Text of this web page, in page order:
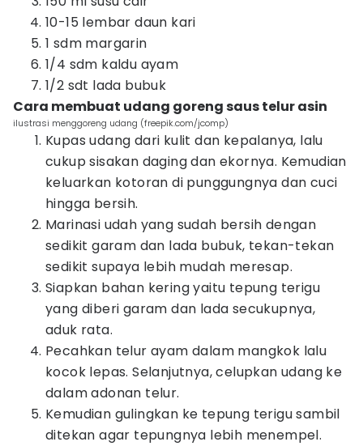
10-15 lembar daun kari
1 sdm margarin
1/4 sdm kaldu ayam
1/2 sdt lada bubuk
Cara membuat udang goreng saus telur asin
ilustrasi menggoreng udang (freepik.com/jcomp)
Kupas udang dari kulit dan kepalanya, lalu
cukup sisakan daging dan ekornya. Kemudian
keluarkan kotoran di punggungnya dan cuci
hingga bersih.
Marinasi udah yang sudah bersih dengan
sedikit garam dan lada bubuk, tekan-tekan
sedikit supaya lebih mudah meresap.
Siapkan bahan kering yaitu tepung terigu
yang diberi garam dan lada secukupnya,
aduk rata.
Pecahkan telur ayam dalam mangkok lalu
kocok lepas. Selanjutnya, celupkan udang ke
dalam adonan telur.
Kemudian gulingkan ke tepung terigu sambil
ditekan agar tepungnya lebih menempel.